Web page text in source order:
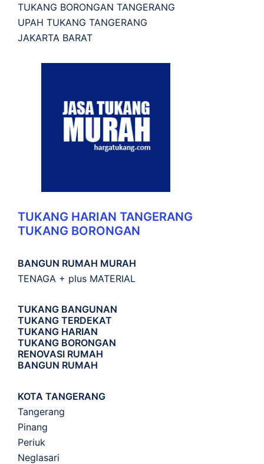
TUKANG BORONGAN TANGERANG
UPAH TUKANG TANGERANG
JAKARTA BARAT
TUKANG HARIAN TANGERANG
TUKANG BORONGAN
BANGUN RUMAH MURAH
TENAGA + plus MATERIAL
TUKANG BANGUNAN
TUKANG TERDEKAT
TUKANG HARIAN
TUKANG BORONGAN
RENOVASI RUMAH
BANGUN RUMAH
KOTA TANGERANG
Tangerang
Pinang
Periuk
Neglasari